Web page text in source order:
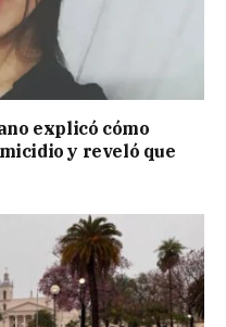
explicó cómo
y reveló que